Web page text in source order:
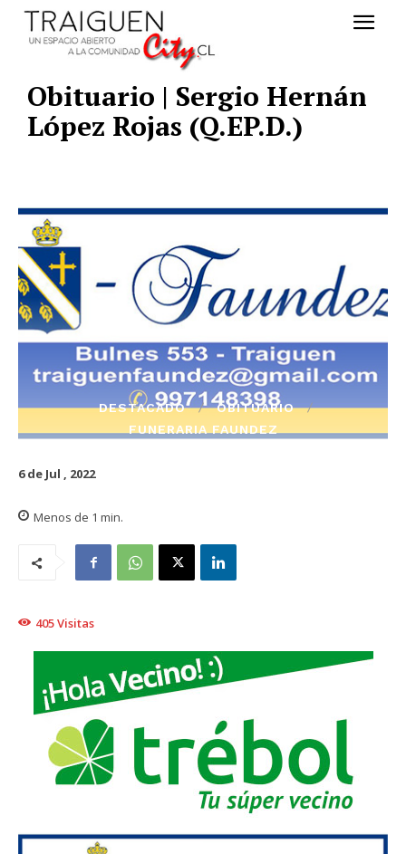
Obituario | Sergio Hernán
López Rojas (Q.EP.D.)
DESTACADO
OBITUARIO
FUNERARIA FAUNDEZ
6 de Jul , 2022
Menos de 1 min.
405Visitas